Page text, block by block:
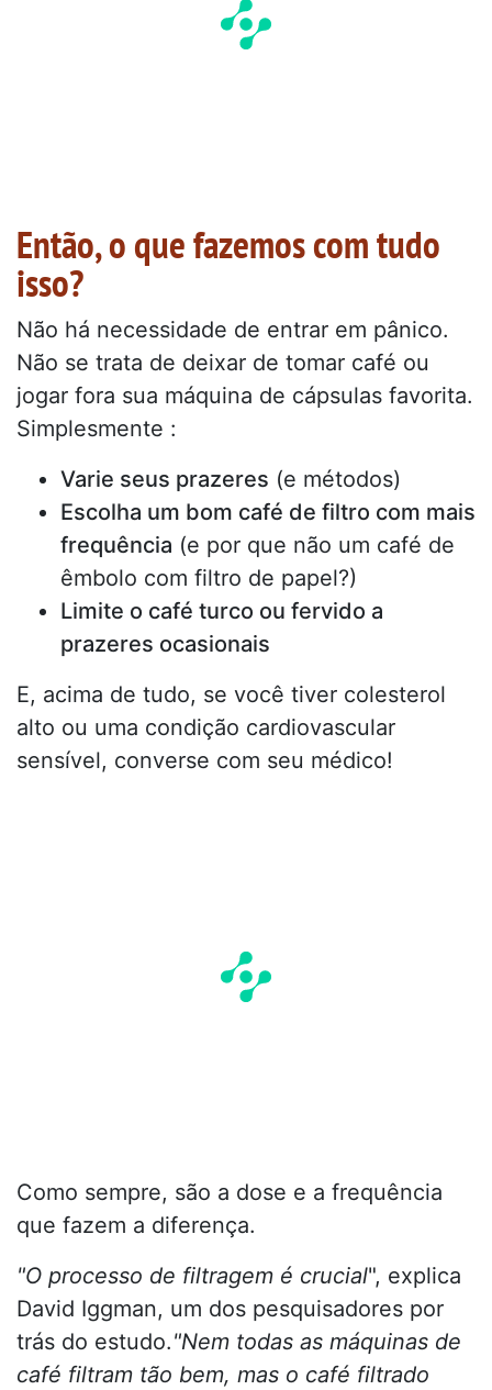
Então, o que fazemos com tudo
isso?
Não há necessidade de entrar em pânico.
Não se trata de deixar de tomar café ou
jogar fora sua máquina de cápsulas favorita.
Simplesmente :
Varie seus prazeres (e métodos)
Escolha um bom café de filtro com mais
frequência (e por que não um café de
êmbolo com filtro de papel?)
Limite o café turco ou fervido a
prazeres ocasionais
E, acima de tudo, se você tiver colesterol
alto ou uma condição cardiovascular
sensível, converse com seu médico!
Como sempre, são a dose e a frequência
que fazem a diferença.
"O processo de filtragem é crucial", explica
David Iggman, um dos pesquisadores por
trás do estudo."Nem todas as máquinas de
café filtram tão bem, mas o café filtrado